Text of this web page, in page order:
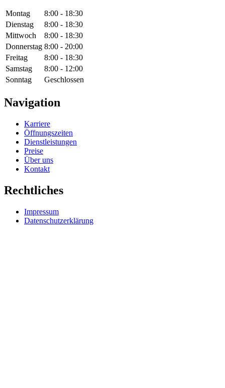
Montag
8:00 - 18:30
Dienstag
8:00 - 18:30
Mittwoch
8:00 - 18:30
Donnerstag 8:00 - 20:00
Freitag
8:00 - 18:30
Samstag
8:00 - 12:00
Sonntag
Geschlossen
Navigation
Karriere
Öffnungszeiten
Dienstleistungen
Preise
Über uns
Kontakt
Rechtliches
Impressum
Datenschutzerklärung